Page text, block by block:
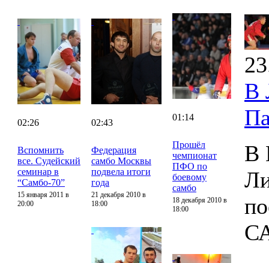
02:26
Вспомнить
все. Судейский
семинар в
“Самбо-70”
15 января 2011 в
20:00
02:43
Федерация
самбо Москвы
подвела итоги
года
21 декабря 2010 в
18:00
01:14
Прошёл
чемпионат
ПФО по
боевому
самбо
18 декабря 2010 в
18:00
В
В